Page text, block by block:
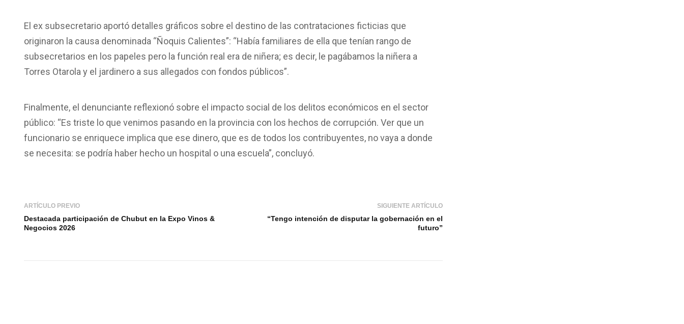
El ex subsecretario aportó detalles gráficos sobre el destino de las contrataciones ficticias que
originaron la causa denominada “Ñoquis Calientes”: “Había familiares de ella que tenían rango de
subsecretarios en los papeles pero la función real era de niñera; es decir, le pagábamos la niñera a
Torres Otarola y el jardinero a sus allegados con fondos públicos”.
Finalmente, el denunciante reflexionó sobre el impacto social de los delitos económicos en el sector
público: “Es triste lo que venimos pasando en la provincia con los hechos de corrupción. Ver que un
funcionario se enriquece implica que ese dinero, que es de todos los contribuyentes, no vaya a donde
se necesita: se podría haber hecho un hospital o una escuela”, concluyó.
ARTÍCULO PREVIO
Destacada participación de Chubut en la Expo Vinos &
Negocios 2026
SIGUIENTE ARTÍCULO
“Tengo intención de disputar la gobernación en el
futuro”